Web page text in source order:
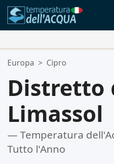
Le Tue Posizioni Preferite:
Europa > Cipro
Distretto
Limassol
— Temperatura
Tutto l'Anno